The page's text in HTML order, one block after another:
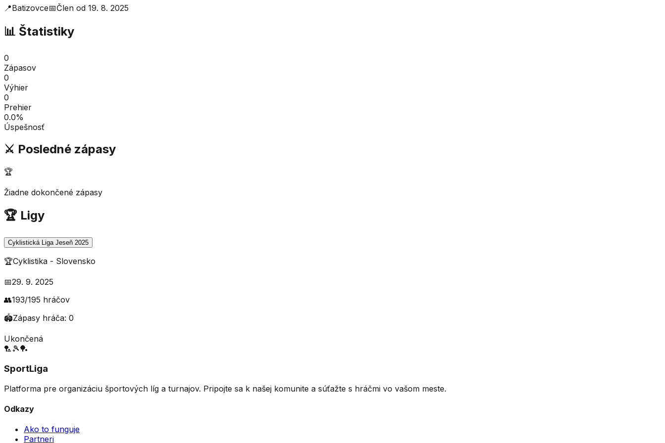
📍Batizovce📅Člen od 19. 8. 2025
📊 Štatistiky
0
Zápasov
0
Výhier
0
Prehier
0.0%
Úspešnosť
⚔️ Posledné zápasy
🏆
Žiadne dokončené zápasy
🏆 Ligy
Cyklistická Liga Jeseň 2025
🏆Cyklistika - Slovensko
📅29. 9. 2025
👥193/195 hráčov
🏟️Zápasy hráča: 0
Ukončená
🏸 🎾🏓
SportLiga
Platforma pre organizáciu športových líg a turnajov. Pripojte sa k našej komunite a súťažte s hráčmi vo vašom meste.
Odkazy
Ako to funguje
Partneri